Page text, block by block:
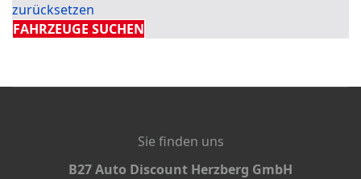
zurücksetzen
FAHRZEUGE SUCHEN
Sie finden uns
B27 Auto Discount Herzberg GmbH